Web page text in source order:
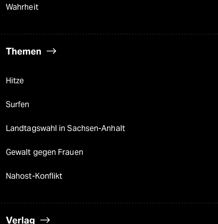
Wahrheit
Themen
Hitze
Surfen
Landtagswahl in Sachsen-Anhalt
Gewalt gegen Frauen
Nahost-Konflikt
Verlag